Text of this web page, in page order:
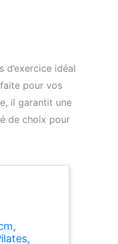
d’exercice idéal
pour vos
il garantit une
de choix pour